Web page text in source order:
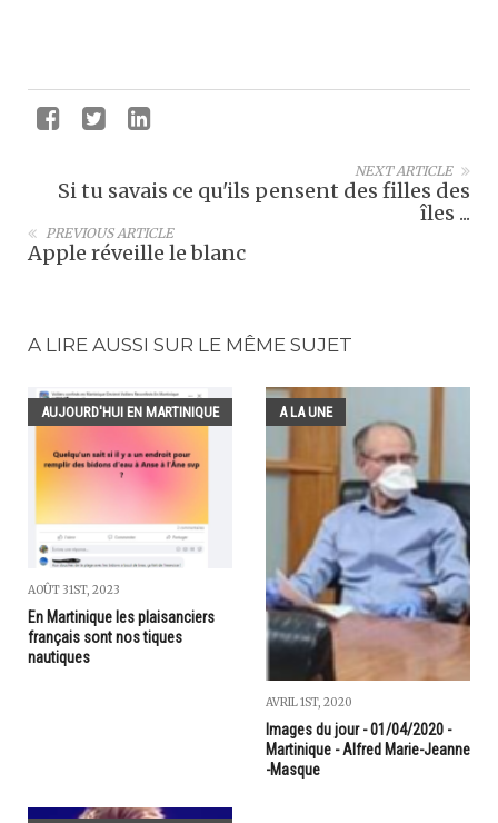
NEXT ARTICLE
Si tu savais ce qu'ils pensent des filles des
îles ...
PREVIOUS ARTICLE
Apple réveille le blanc
A LIRE AUSSI SUR LE MÊME SUJET
AUJOURD'HUI EN MARTINIQUE
AOÛT 31ST, 2023
En Martinique les plaisanciers
français sont nos tiques
nautiques
A LA UNE
AVRIL 1ST, 2020
Images du jour - 01/04/2020 -
Martinique - Alfred Marie-Jeanne
-Masque